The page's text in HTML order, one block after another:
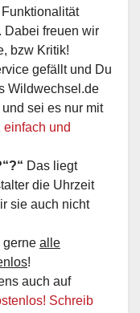
Dabei freuen wir
bzw Kritik!
gefällt und Du
Wildwechsel.de
sei es nur mit
einfach und
Das liegt
die Uhrzeit
sie auch nicht
gerne alle
!
auch auf
Schreib